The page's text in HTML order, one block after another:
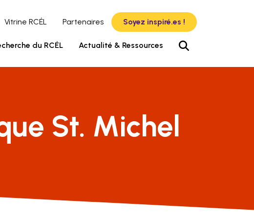
Vitrine RCÉL Partenaires Soyez inspiré.es !
du RCÉL Actualité & Ressources
St. Michel